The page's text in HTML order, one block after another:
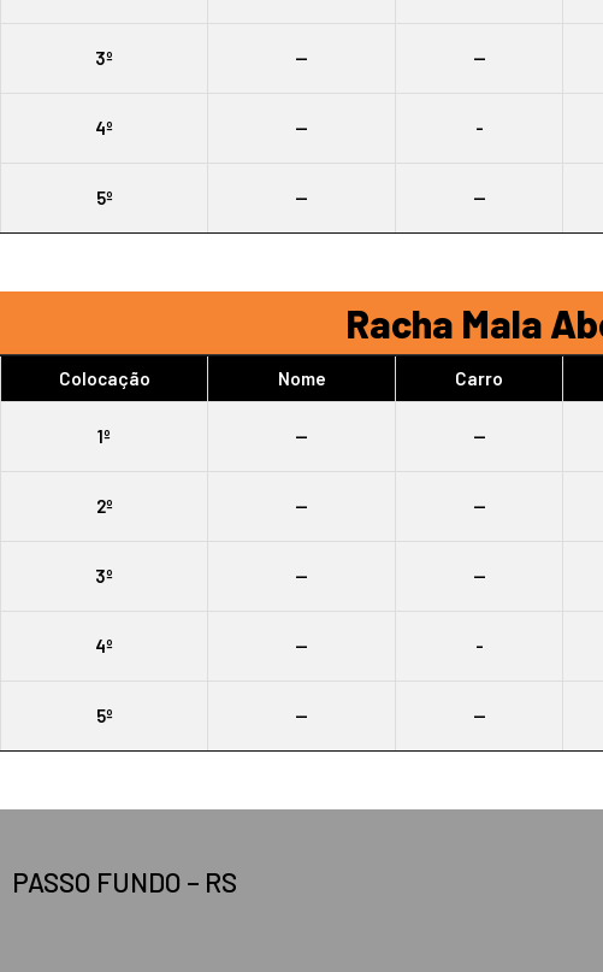
3º -- --
4º -- -
5º -- --
Racha Mala
Colocação Nome Carro
1º -- --
2º -- --
3º -- --
4º -- -
5º -- --
PASSO FUNDO – RS